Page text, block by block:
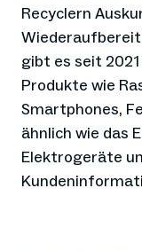
Recyclern
gibt es seit
Produkte wie
Smartphones,
ähnlich wie das
Elektrogeräte